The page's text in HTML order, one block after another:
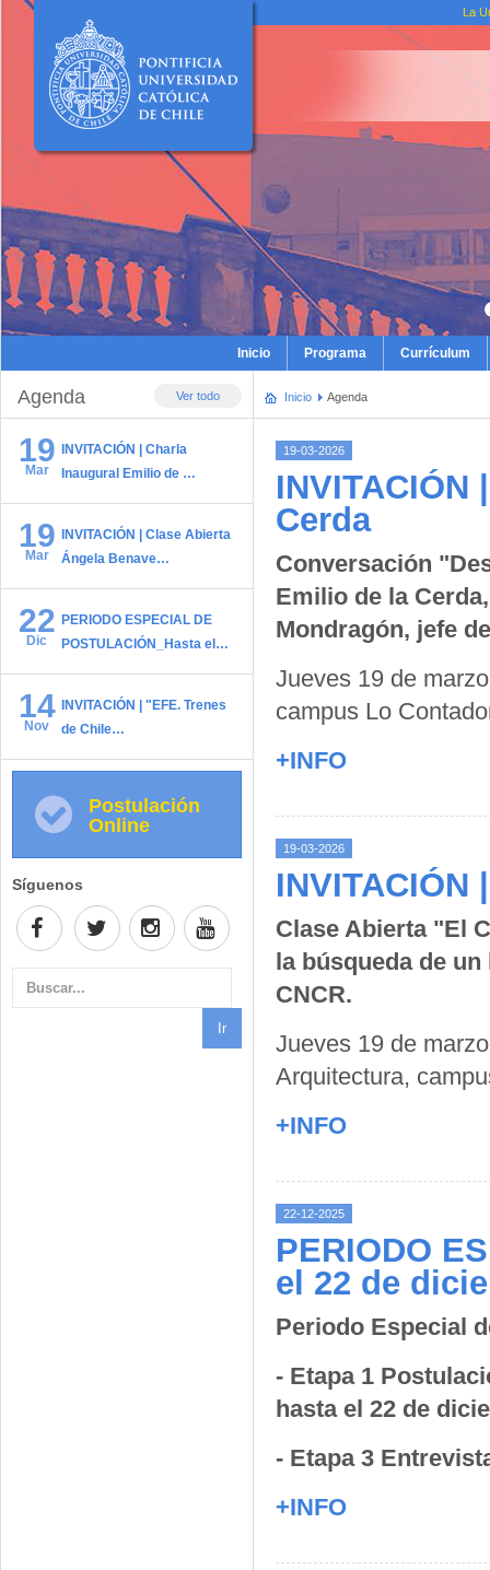
La
Inicio Programa Currículum
Ver todo
Agenda
19
Mar
INVITACIÓN | Charla
Inaugural Emilio de …
19
Mar
INVITACIÓN | Clase Abierta
Ángela Benave…
22
Dic
PERIODO ESPECIAL DE
POSTULACIÓN_Hasta el…
14
Nov
INVITACIÓN | "EFE. Trenes
de Chile…
Postulación
Online
Síguenos
Inicio Agenda
19-03-2026
Cerda
Conversación
Emilio de la
Mondragón, jefe
Jueves 19 de
campus Lo
+INFO
19-03-2026
Clase Abierta "El
la búsqueda de
CNCR.
Jueves 19 de
Arquitectura,
+INFO
22-12-2025
PERIODO
el 22 de
Periodo Especial
- Etapa 1
hasta el 22 de
- Etapa 3
+INFO